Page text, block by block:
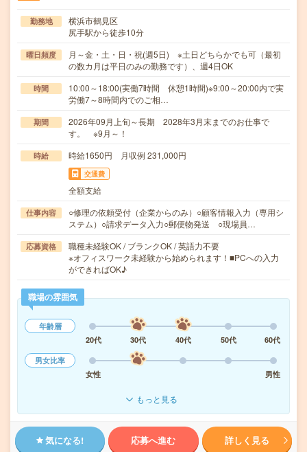
勤務地
横浜市鶴見区
尻手駅から徒歩10分
曜日頻度
月～金・土・日・祝(週5日) ※土日どちらかでも可（最初
の数カ月は平日のみの勤務です）、週4日OK
時間
10:00～18:00(実働7時間 休憩1時間)※9:00～20:00内で実
労働7～8時間内でのご相…
期間
2026年09月上旬～長期 2028年3月末までのお仕事で
す。 ※9月～！
時給 時給1650円 月収例 231,000円
交通費
全額支給
仕事内容
○修理の依頼受付（企業からのみ）○顧客情報入力（専用シ
ステム）○請求データ入力○郵便物発送 ○現場員…
応募資格
職種未経験OK / ブランクOK / 英語力不要
※オフィスワーク未経験から始められます！■PCへの入力
ができればOK♪
職場の雰囲気
年齢層
20代
30代 40代 50代
60代
男女比率
女性
男性
もっと見る
気になる! 応募へ進む 詳しく見る